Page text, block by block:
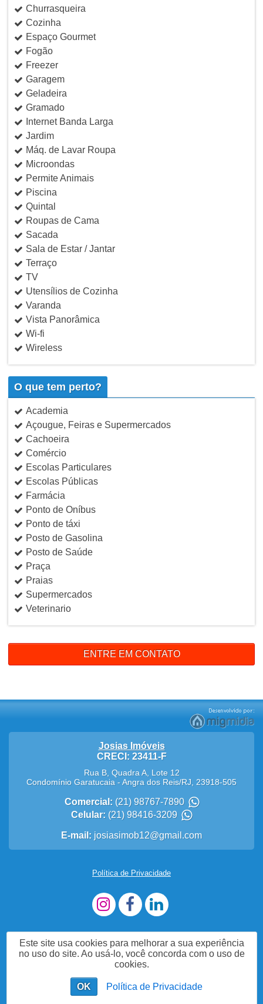
Churrasqueira
Cozinha
Espaço Gourmet
Fogão
Freezer
Garagem
Geladeira
Gramado
Internet Banda Larga
Jardim
Máq. de Lavar Roupa
Microondas
Permite Animais
Piscina
Quintal
Roupas de Cama
Sacada
Sala de Estar / Jantar
Terraço
TV
Utensílios de Cozinha
Varanda
Vista Panorâmica
Wi-fi
Wireless
O que tem perto?
Academia
Açougue, Feiras e Supermercados
Cachoeira
Comércio
Escolas Particulares
Escolas Públicas
Farmácia
Ponto de Oníbus
Ponto de táxi
Posto de Gasolina
Posto de Saúde
Praça
Praias
Supermercados
Veterinario
ENTRE EM CONTATO
Josias Imóveis
CRECI: 23411-F
Rua B, Quadra A, Lote 12
Condomínio Garatucaia -Angra dos Reis/RJ 23918-505
Comercial: (21) 98767-7890
Celular: (21) 98416-3209
E-mail: josiasimob12@gmail.com
Política de Privacidade
Este site usa cookies para melhorar a sua experiência
no uso do site. Ao usá-lo, você concorda com o uso de
cookies.
OK Política de Privacidade